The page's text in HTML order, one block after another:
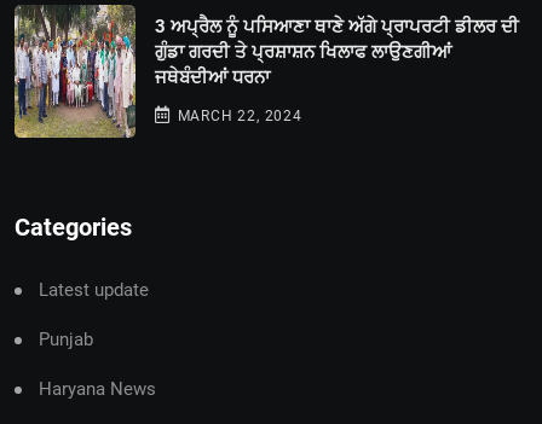
3 ਅਪ੍ਰੈਲ ਨੂੰ ਪਸਿਆਣਾ ਥਾਣੇ ਅੱਗੇ ਪ੍ਰਾਪਰਟੀ ਡੀਲਰ ਦੀ
ਗੁੰਡਾ ਗਰਦੀ ਤੇ ਪ੍ਰਸ਼ਾਸ਼ਨ ਖਿਲਾਫ ਲਾਉਣਗੀਆਂ
ਜਥੇਬੰਦੀਆਂ ਧਰਨਾ
MARCH 22, 2024
Categories
Latest update
Punjab
Haryana News